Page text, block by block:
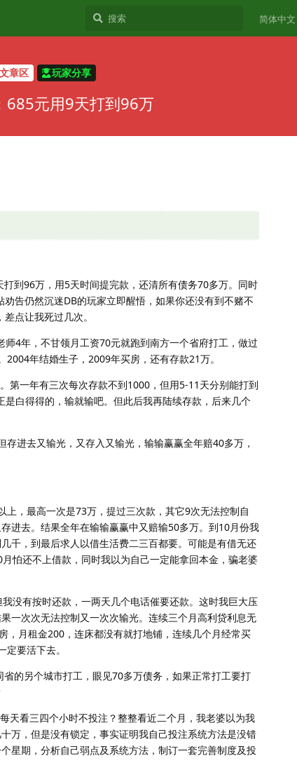
简体中文
文章区 玩家分享
685元用9天打到96万
96万，用5天时间提完款，还清所有债务70多万。同时
告仍然沉迷DB的玩家立即醒悟，如果你还没有到不赌不
点让我死过几次。
4年，不甘领月工资70元就跑到南方一个省府打工，做过
年结婚生子，2009年买房，还有存款21万。
一年有三次每次存款不到1000，但用5-11天分别能打到
白得得的，输就输吧。但此后我再陆续存款，后来几个
进去又输光，又存入又输光，输输赢赢全年赔40多万，
，最高一次是73万，提过三次款，其它9次无法控制自
进去。结果全年在输输赢赢中又赔输50多万。到10月份我
千，到最后求人以借生活费二三百都要。可能是有借无还
怕还不上借款，同时我以为自己一定能拿回本金，骗老婆
有按时还款，一两天几个电话催要还款。这时我巨大压
一次次无法控制又一次次输光。连续三个月高利贷利息无
，月租金200，连床都没有就打地铺，连续几个月经常买
要活下去。
另个城市打工，眼见70多万债务，如果正常打工要打
看三四个小时不投注？整整看近二个月，我老婆以为我
万，但是没有锁定，事实证明我自己投注系统方法是没错
星期，分析自己弱点及系统方法，制订一套完善制度及投